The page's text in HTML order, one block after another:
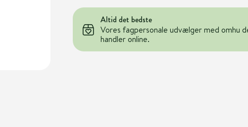
Altid det bedste
Vores fagpersonale udvælger med omhu
handler online.